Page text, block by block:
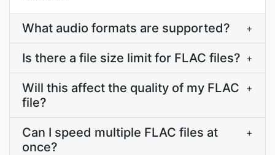
What audio formats are supported? +
Is there a file size limit for FLAC files? +
Will this affect the quality of my FLAC
file?
+
Can I speed multiple FLAC files at
once?
+